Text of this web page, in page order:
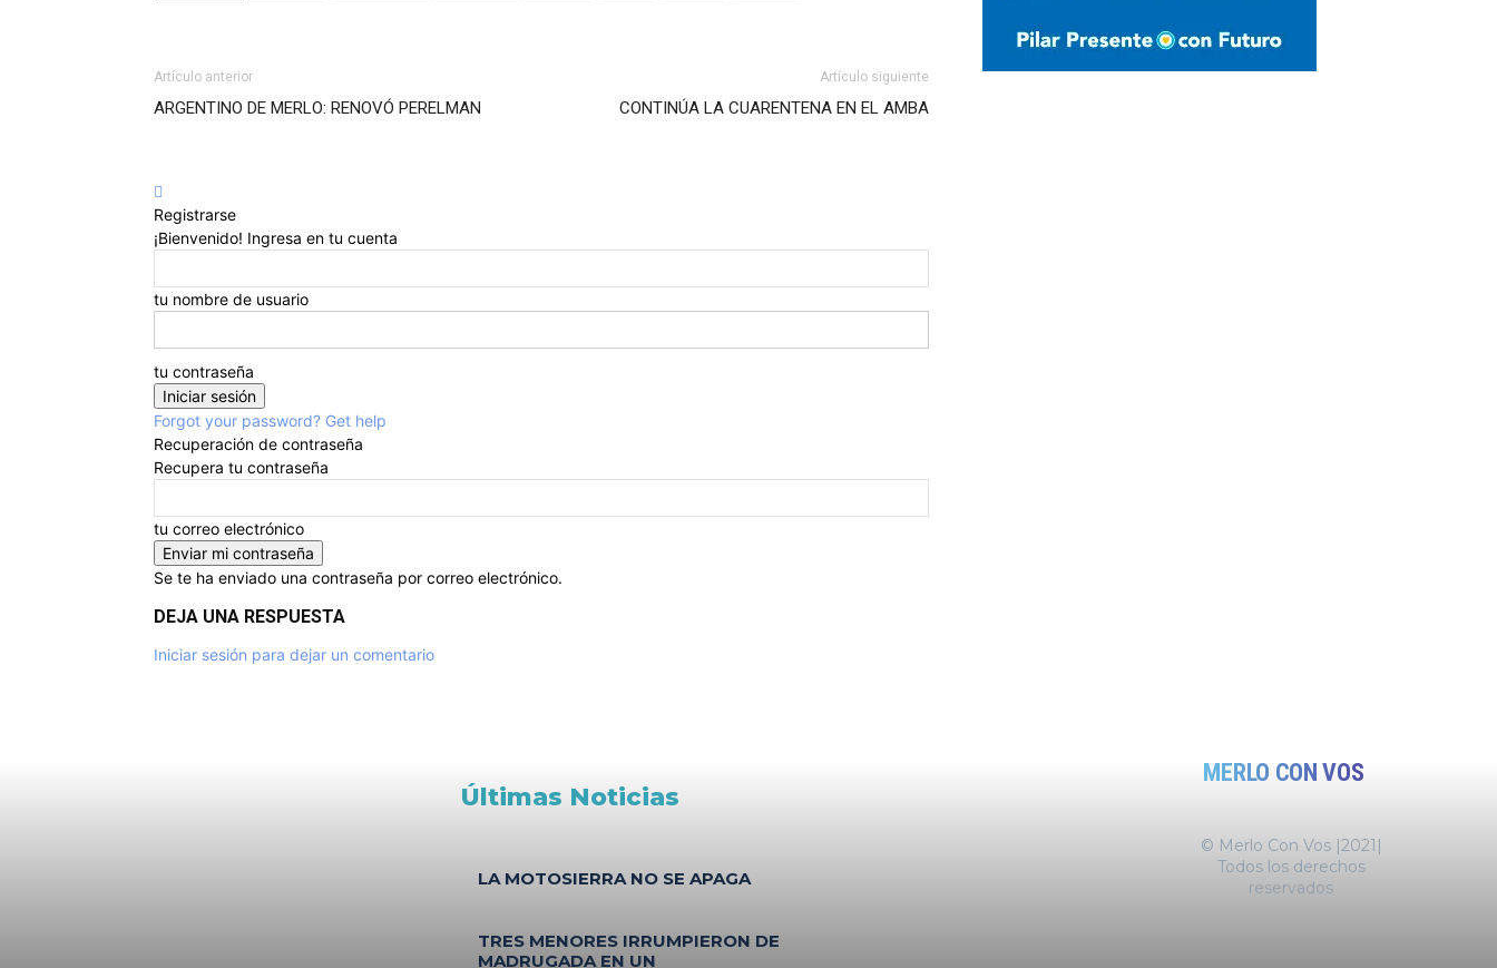
Artículo anterior
ARGENTINO DE MERLO: RENOVÓ PERELMAN
Artículo siguiente
CONTINÚA LA CUARENTENA EN EL AMBA
Registrarse
¡Bienvenido! Ingresa en tu cuenta
tu nombre de usuario
tu contraseña
Forgot your password? Get help
Recuperación de contraseña
Recupera tu contraseña
tu correo electrónico
Se te ha enviado una contraseña por correo electrónico.
DEJA UNA RESPUESTA
Iniciar sesión para dejar un comentario
Últimas Noticias
LA MOTOSIERRA NO SE APAGA
TRES MENORES IRRUMPIERON DE
MADRUGADA EN UN
MERLO CON VOS
© Merlo Con Vos |2021|
Todos los derechos
reservados